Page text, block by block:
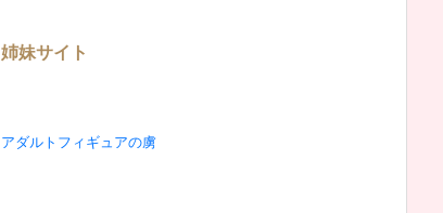
姉妹サイト
アダルトフィギュアの虜